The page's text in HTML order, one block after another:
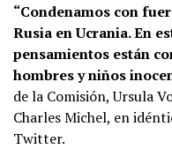
“Condenamos con
Rusia en Ucrania. En
pensamientos están
hombres y niños
de la Comisión, Ursula
Charles Michel, en
Twitter.